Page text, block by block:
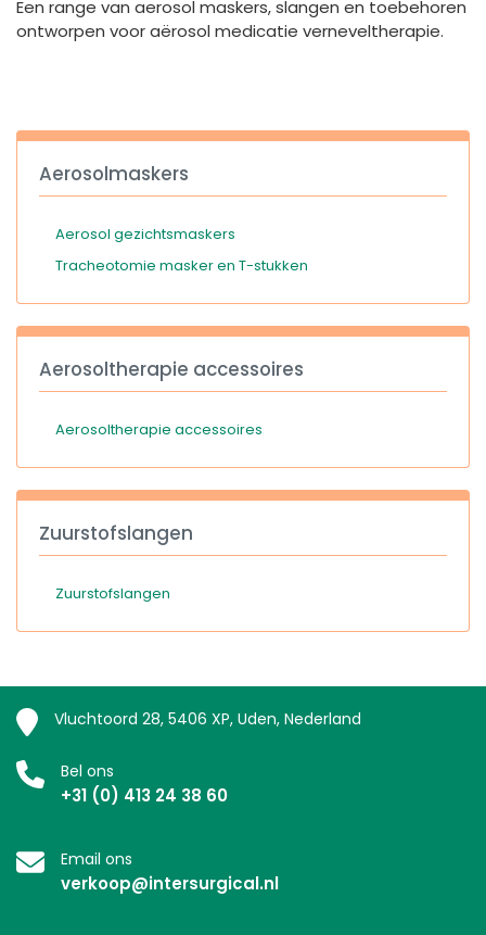
España
Turkey
Een range van aerosol maskers, slangen en toebehoren
ontworpen voor aërosol medicatie verneveltherapie.
Aerosolmaskers
Aerosol gezichtsmaskers
Tracheotomie masker en T-stukken
Aerosoltherapie accessoires
Aerosoltherapie accessoires
Zuurstofslangen
Zuurstofslangen
Vluchtoord 28, 5406 XP, Uden, Nederland
Bel ons
+31 (0) 413 24 38 60
Email ons
verkoop@intersurgical.nl